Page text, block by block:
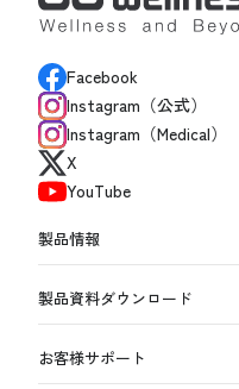
Facebook
Instagram（公式）
Instagram（Medical）
X
YouTube
製品情報
製品資料ダウンロード
お客様サポート